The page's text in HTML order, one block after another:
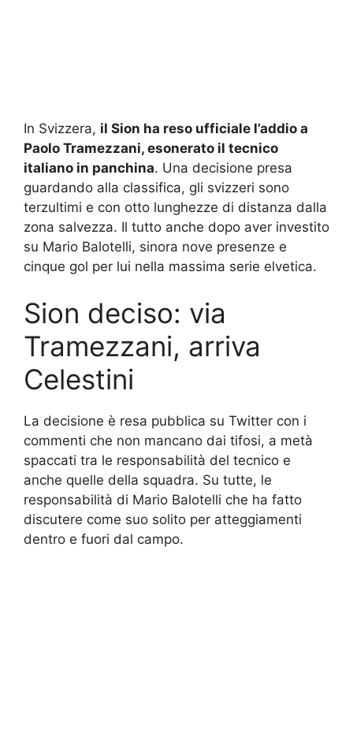
In Svizzera, il Sion ha reso ufficiale l’addio a
Paolo Tramezzani, esonerato il tecnico
italiano in panchina. Una decisione presa
guardando alla classifica, gli svizzeri sono
terzultimi e con otto lunghezze di distanza dalla
zona salvezza. Il tutto anche dopo aver investito
su Mario Balotelli, sinora nove presenze e
cinque gol per lui nella massima serie elvetica.
Sion deciso: via
Tramezzani, arriva
Celestini
La decisione è resa pubblica su Twitter con i
commenti che non mancano dai tifosi, a metà
spaccati tra le responsabilità del tecnico e
anche quelle della squadra. Su tutte, le
responsabilità di Mario Balotelli che ha fatto
discutere come suo solito per atteggiamenti
dentro e fuori dal campo.